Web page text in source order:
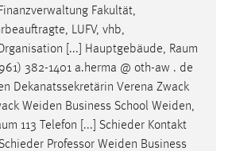
Fakultät,
LUFV, vhb,
[...] Hauptgebäude, Raum
382-1401 a.herma @ oth-aw . de
Dekanatssekretärin Verena Zwack
Weiden Business School Weiden,
113 Telefon [...] Schieder Kontakt
Professor Weiden Business